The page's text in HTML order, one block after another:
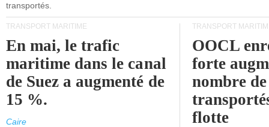
transportés.
TRANSPORT MARITIME
En mai, le trafic
maritime dans le canal
de Suez a augmenté de
15 %.
Caire
TRANSPORT
OOCL
forte
nombre
flotte